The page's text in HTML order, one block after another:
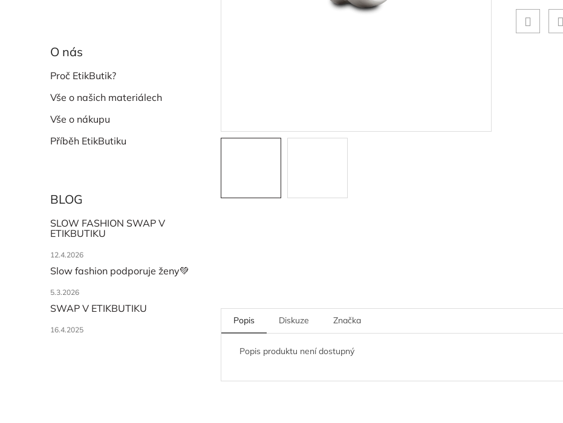
O nás
Proč EtikButik?
Vše o našich materiálech
Vše o nákupu
Příběh EtikButiku
BLOG
SLOW FASHION SWAP V
ETIKBUTIKU
12.4.2026
Slow fashion podporuje ženy💚
5.3.2026
SWAP V ETIKBUTIKU
16.4.2025
Popis Diskuze Značka
Popis produktu není dostupný